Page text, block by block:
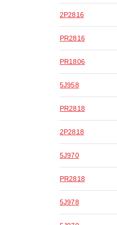
2P2816
PR2816
PR1806
5J958
PR2818
2P2818
5J970
PR2818
5J978